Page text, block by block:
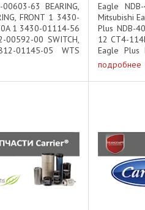
63 BEARING,
FRONT 1 3430-
1 3430-01114-56
00592-00 SWITCH,
01145-05 WTS
VALVE 1 ...
Eagle
Mitsubishi
Plus NDB-
12 CT4-
Eagle Plus
NDB-465
подробнее